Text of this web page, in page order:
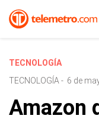
TECNOLOGÍA
TECNOLOGÍA - 6 de
Amazon